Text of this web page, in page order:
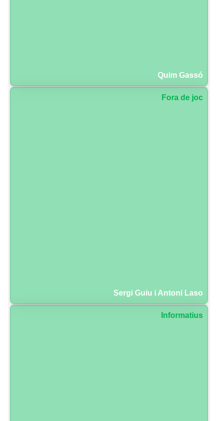
Quim Gassó
Fora de joc
Sergi Guiu i Antoni Laso
Informatius